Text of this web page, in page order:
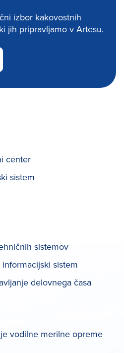
izbor kakovostnih
jih pripravljamo v Artesu.
center
sistem
sistemov
sistem
delovnega časa
vodilne merilne opreme